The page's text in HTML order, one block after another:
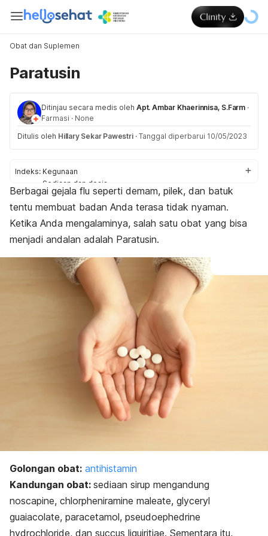
Obat dan Suplemen
Paratusin
Ditinjau secara medis oleh Apt. Ambar Khaerinnisa, S.Farm ·
Farmasi · None
Ditulis oleh Hillary Sekar Pawestri · Tanggal diperbarui 10/05/2023
Indeks: Kegunaan
Sediaan dan dosis
Aturan pakai
Efek samping
Efek pada ibu hamil dan menyusui
Interaksi obat
Berbagai gejala flu seperti demam, pilek, dan batuk
tentu membuat badan Anda terasa tidak nyaman.
Ketika Anda mengalaminya, salah satu obat yang bisa
menjadi andalan adalah Paratusin.
Golongan obat: antihistamin
Kandungan obat: sediaan sirup mengandung
noscapine, chlorpheniramine maleate, glyceryl
guaiacolate, paracetamol, pseudoephedrine
hydrochloride, dan succus liquiritiae. Sementara itu,